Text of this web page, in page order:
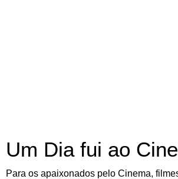
Um Dia fui ao
Para os apaixonados pelo Cinema,